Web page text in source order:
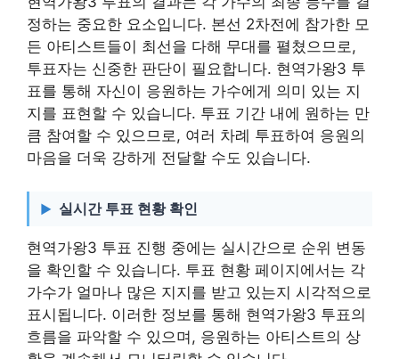
정하는 중요한 요소입니다. 본선 2차전에 참가한 모
든 아티스트들이 최선을 다해 무대를 펼쳤으므로,
투표자는 신중한 판단이 필요합니다. 현역가왕3 투
표를 통해 자신이 응원하는 가수에게 의미 있는 지
지를 표현할 수 있습니다. 투표 기간 내에 원하는 만
큼 참여할 수 있으므로, 여러 차례 투표하여 응원의
마음을 더욱 강하게 전달할 수도 있습니다.
실시간 투표 현황 확인
현역가왕3 투표 진행 중에는 실시간으로 순위 변동
을 확인할 수 있습니다. 투표 현황 페이지에서는 각
가수가 얼마나 많은 지지를 받고 있는지 시각적으로
표시됩니다. 이러한 정보를 통해 현역가왕3 투표의
흐름을 파악할 수 있으며, 응원하는 아티스트의 상